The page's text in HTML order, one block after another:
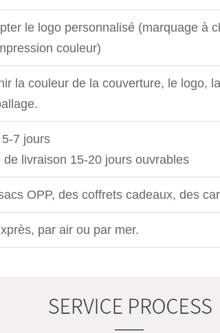
le logo personnalisé (marquage à
couleur)
la couleur de la couverture, le logo,
7 jours
de livraison 15-20 jours ouvrables
OPP, des coffrets cadeaux, des
par air ou par mer.